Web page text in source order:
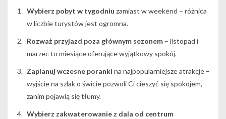
Wybierz pobyt w tygodniu zamiast w weekend – różnica
w liczbie turystów jest ogromna.
Rozważ przyjazd poza głównym sezonem– listopad i
marzec to miesiące oferujące wyjątkowy spokój.
Zaplanuj wczesne poranki na najpopularniejsze atrakcje –
wyjście na szlak o świcie pozwoli Ci cieszyć się spokojem,
zanim pojawią się tłumy.
Wybierz zakwaterowanie z dala od centrum